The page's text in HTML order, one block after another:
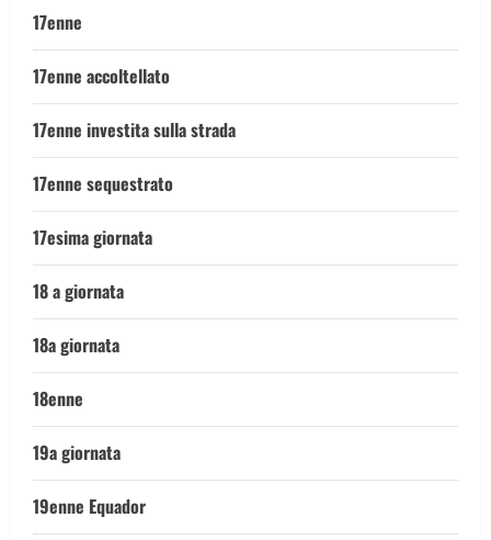
17enne
17enne accoltellato
17enne investita sulla strada
17enne sequestrato
17esima giornata
18 a giornata
18a giornata
18enne
19a giornata
19enne Equador